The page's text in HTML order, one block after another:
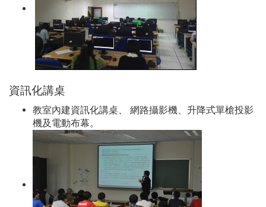
資訊化講桌
教室內建資訊化講桌、 網路攝影機、升降式單槍投影
機及電動布幕。